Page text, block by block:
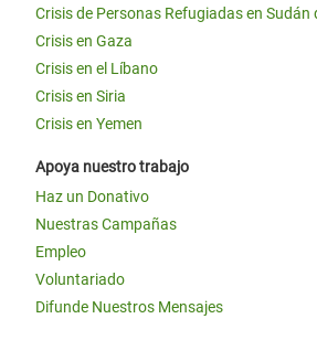
Crisis de Personas Refugiadas en Sudán
Crisis en Gaza
Crisis en el Líbano
Crisis en Siria
Crisis en Yemen
Apoya nuestro trabajo
Haz un Donativo
Nuestras Campañas
Empleo
Voluntariado
Difunde Nuestros Mensajes